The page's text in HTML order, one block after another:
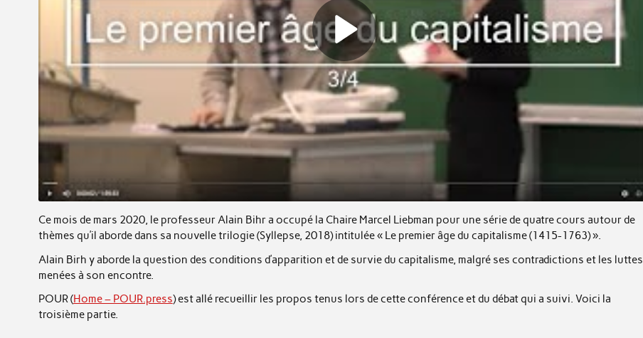
Ce mois de mars 2020, le professeur Alain Bihr a occupé la Chaire Marcel Liebman pour une série de quatre cours autour de
thèmes qu’il aborde dans sa nouvelle trilogie (Syllepse, 2018) intitulée « Le premier âge du capitalisme (1415-1763) ».
Alain Birh y aborde la question des conditions d’apparition et de survie du capitalisme, malgré ses contradictions et les luttes
menées à son encontre.
POUR (Home – POUR.press) est allé recueillir les propos tenus lors de cette conférence et du débat qui a suivi. Voici la
troisième partie.